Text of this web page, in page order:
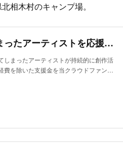
相木村のキャンプ場。
フェスの中止によって出演する機会を失ってしまったアーティストを応援したい！
しまったアーティストが持続的に創作活
費を除いた支援金を当クラウドファン…